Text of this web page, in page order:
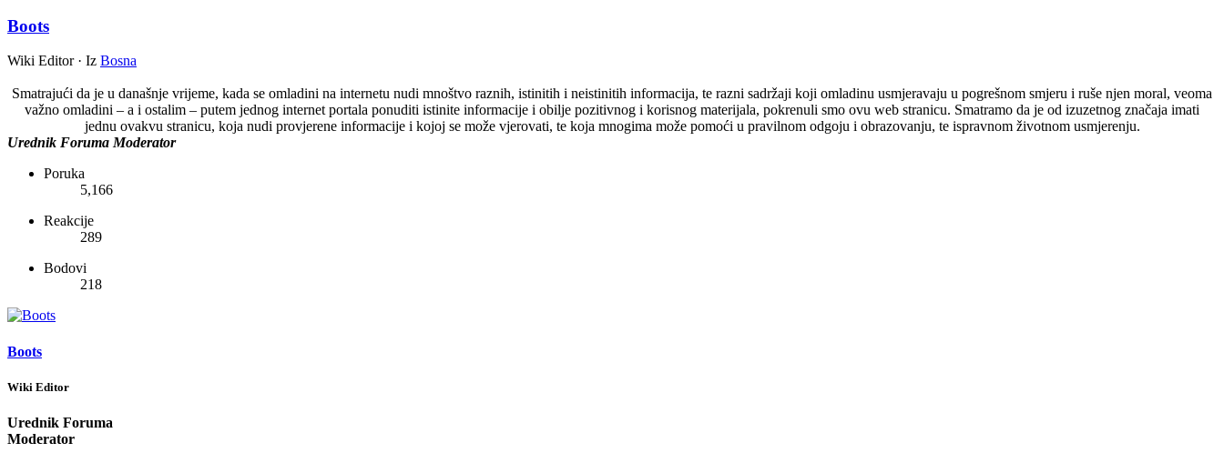
Boots
Wiki Editor · Iz Bosna
Smatrajući da je u današnje vrijeme, kada se omladini na internetu nudi mnoštvo raznih, istinitih i neistinitih informacija, te razni sadržaji koji omladinu usmjeravaju u pogrešnom smjeru i ruše njen moral, veoma
važno omladini – a i ostalim – putem jednog internet portala ponuditi istinite informacije i obilje pozitivnog i korisnog materijala, pokrenuli smo ovu web stranicu. Smatramo da je od izuzetnog značaja imati
jednu ovakvu stranicu, koja nudi provjerene informacije i kojoj se može vjerovati, te koja mnogima može pomoći u pravilnom odgoju i obrazovanju, te ispravnom životnom usmjerenju.​
Urednik Foruma Moderator
Poruka
5,166
Reakcije
289
Bodovi
218
Boots
Wiki Editor
Urednik Foruma
Moderator